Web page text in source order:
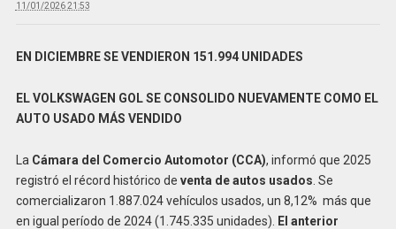
11/01/2026 21:53
EN DICIEMBRE SE VENDIERON 151.994 UNIDADES
EL VOLKSWAGEN GOL SE CONSOLIDO NUEVAMENTE COMO EL
AUTO USADO MÁS VENDIDO
La Cámara del Comercio Automotor (CCA), informó que 2025
registró el récord histórico de venta de autos usados . Se
comercializaron 1.887.024 vehículos usados, un 8,12% más que
en igual período de 2024 (1.745.335 unidades).
El anterior